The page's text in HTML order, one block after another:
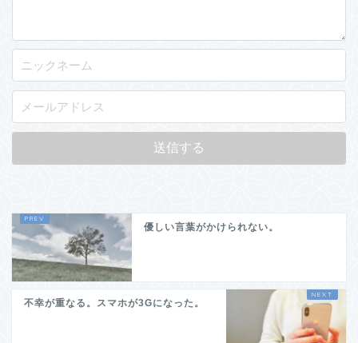
優しい言葉がかけられない。
不幸が重なる。スマホが3Gになった。